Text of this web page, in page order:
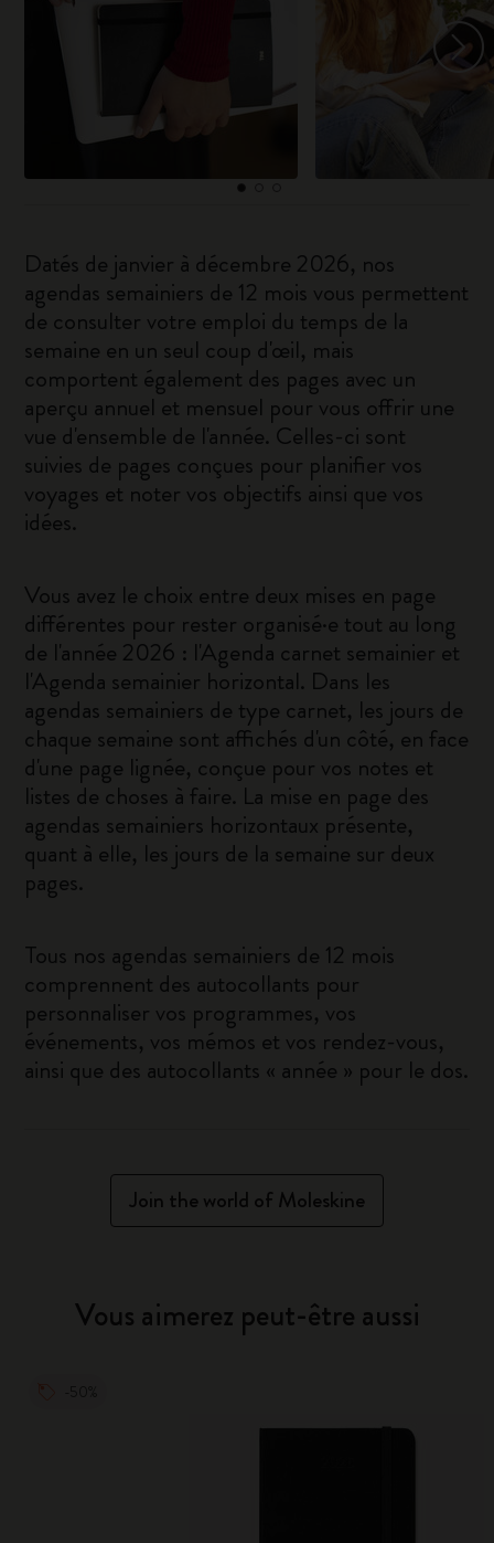
Datés de janvier à décembre 2026, nos
agendas semainiers de 12 mois vous permettent
de consulter votre emploi du temps de la
semaine en un seul coup d'œil, mais
comportent également des pages avec un
aperçu annuel et mensuel pour vous offrir une
vue d'ensemble de l'année. Celles-ci sont
suivies de pages conçues pour planifier vos
voyages et noter vos objectifs ainsi que vos
idées.
Vous avez le choix entre deux mises en page
différentes pour rester organisé·e tout au long
de l'année 2026 : l'Agenda carnet semainier et
l'Agenda semainier horizontal. Dans les
agendas semainiers de type carnet, les jours de
chaque semaine sont affichés d'un côté, en face
d'une page lignée, conçue pour vos notes et
listes de choses à faire. La mise en page des
agendas semainiers horizontaux présente,
quant à elle, les jours de la semaine sur deux
pages.
Tous nos agendas semainiers de 12 mois
comprennent des autocollants pour
personnaliser vos programmes, vos
événements, vos mémos et vos rendez-vous,
ainsi que des autocollants « année » pour le dos.
Join the world of Moleskine
Vous aimerez peut-être aussi